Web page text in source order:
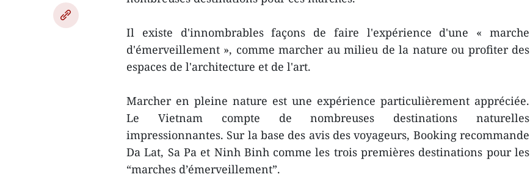
Il existe d'innombrables façons de faire l'expérience d'une « marche
d'émerveillement », comme marcher au milieu de la nature ou profiter des
espaces de l'architecture et de l'art.
Marcher en pleine nature est une expérience particulièrement appréciée.
Le Vietnam compte de nombreuses destinations naturelles
impressionnantes. Sur la base des avis des voyageurs, Booking recommande
Da Lat, Sa Pa et Ninh Binh comme les trois premières destinations pour les
“marches d’émerveillement”.